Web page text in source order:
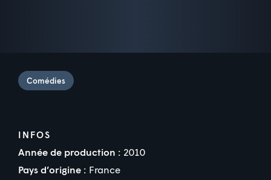
Comédies
INFOS
Année de production : 2010
Pays d’origine : France